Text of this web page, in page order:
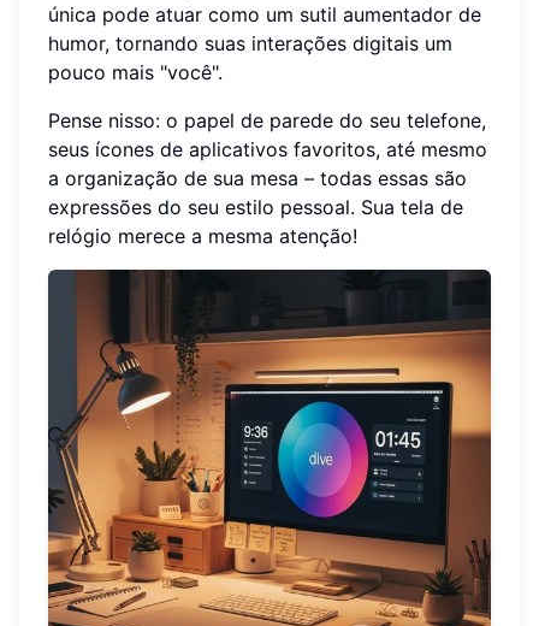
única pode atuar como um sutil aumentador de
humor, tornando suas interações digitais um
pouco mais "você".
Pense nisso: o papel de parede do seu telefone,
seus ícones de aplicativos favoritos, até mesmo
a organização de sua mesa – todas essas são
expressões do seu estilo pessoal. Sua tela de
relógio merece a mesma atenção!